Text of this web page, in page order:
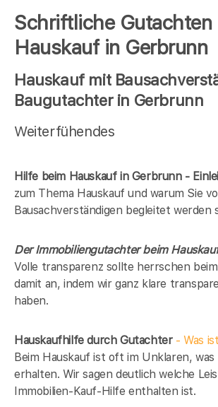
Schriftliche Gutachten
Hauskauf in Gerbrunn
Hauskauf mit
Baugutachter in Gerbrunn
Weiterfühendes
Hilfe beim Hauskauf in Gerbrunn -
zum Thema Hauskauf und warum Sie
Bausachverständigen begleitet werden
Der Immobiliengutachter beim
Volle transparenz sollte herrschen
damit an, indem wir ganz klare
haben.
Hauskaufhilfe durch Gutachter- Was
Beim Hauskauf ist oft im Unklaren,
erhalten. Wir sagen deutlich welche
Immobilien-Kauf-Hilfe enthalten ist.